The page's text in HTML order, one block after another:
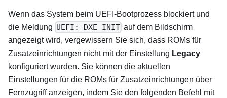
Wenn das System beim UEFI-Bootprozess blockiert und
die Meldung UEFI: DXE INIT auf dem Bildschirm
angezeigt wird, vergewissern Sie sich, dass ROMs für
Zusatzeinrichtungen nicht mit der Einstellung Legacy
konfiguriert wurden. Sie können die aktuellen
Einstellungen für die ROMs für Zusatzeinrichtungen über
Fernzugriff anzeigen, indem Sie den folgenden Befehl mit